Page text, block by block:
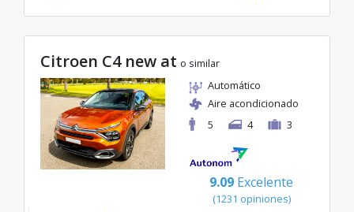
Citroen C4 new at o similar
Automático
Aire acondicionado
5
4 3
9.09 Excelente
(1231 opiniones)